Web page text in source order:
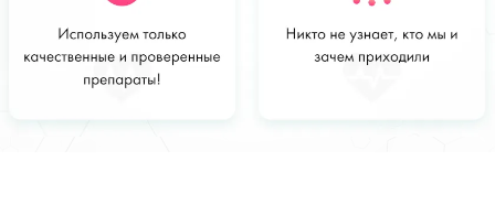
Стоимость
от 3500 руб
Заказать